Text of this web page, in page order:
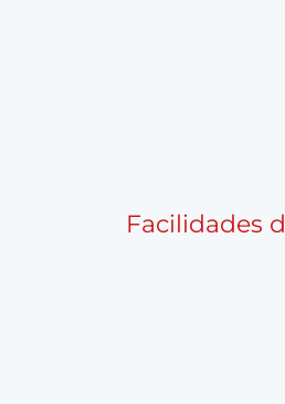
Facilidades